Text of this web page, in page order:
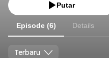
Putar
Episode (6) Details
Terbaru